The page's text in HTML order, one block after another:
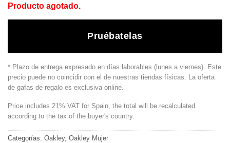
Producto agotado.
Pruébatelas
* Plazo de entrega expresado en días laborables (lunes a viernes). Este
precio puede no coincidir con el de nuestras tiendas físicas. La oferta
de gafas de regalo es exclusiva online.
Price includes 21% VAT for Spain, the total will be recalculated
according to the tax of the buyer's country.
Categorías: Oakley, Oakley Mujer